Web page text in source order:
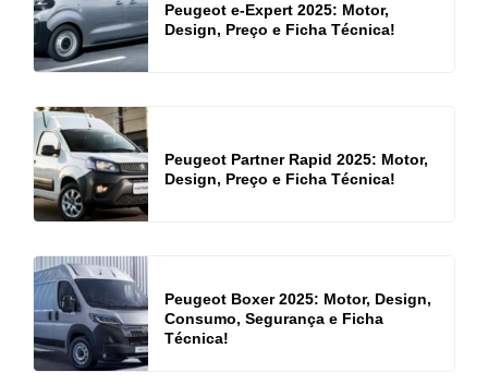
Peugeot e-Expert 2025: Motor,
Design, Preço e Ficha Técnica!
Peugeot Partner Rapid 2025: Motor,
Design, Preço e Ficha Técnica!
Peugeot Boxer 2025: Motor, Design,
Consumo, Segurança e Ficha
Técnica!